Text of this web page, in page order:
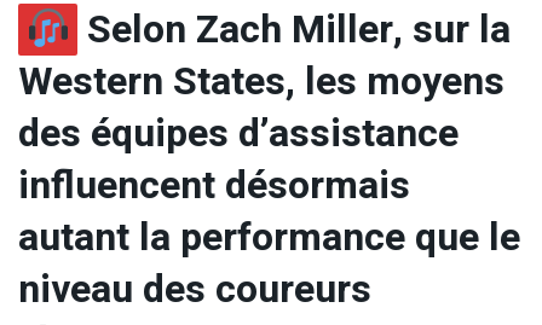
Selon Zach Miller, sur la
Western States, les moyens
des équipes d’assistance
influencent désormais
autant la performance que le
niveau des coureurs